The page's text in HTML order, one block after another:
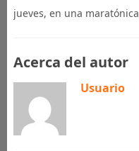
jueves, en una maratónica
Acerca del autor
Usuario